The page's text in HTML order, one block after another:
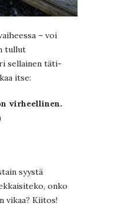
– voi
tullut
sellainen täti-
itse:
virheellinen.
syystä
onko
vikaa? Kiitos!